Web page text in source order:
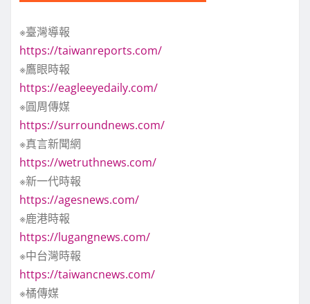
※臺灣導報
https://taiwanreports.com/
※鷹眼時報
https://eagleeyedaily.com/
※圓周傳媒
https://surroundnews.com/
※真言新聞網
https://wetruthnews.com/
※新一代時報
https://agesnews.com/
※鹿港時報
https://lugangnews.com/
※中台灣時報
https://taiwancnews.com/
※橘傳媒